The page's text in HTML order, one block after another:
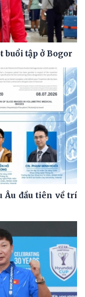
buổi tập ở Bogor
Âu đầu tiên về trí